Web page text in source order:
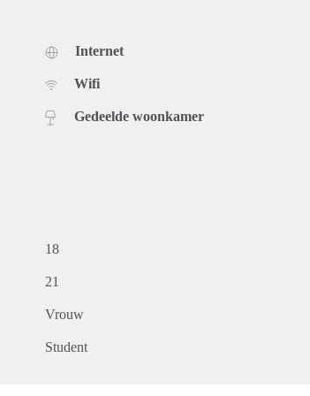
Internet
Wifi
Gedeelde woonkamer
18
21
Vrouw
Student